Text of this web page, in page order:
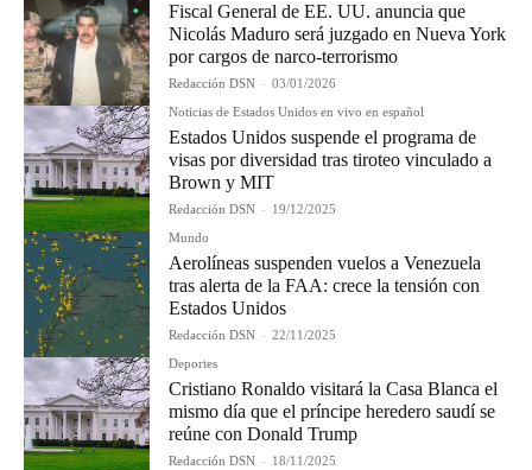
Fiscal General de EE. UU. anuncia que
Nicolás Maduro será juzgado en Nueva York
por cargos de narco-terrorismo
Redacción DSN - 03/01/2026
Noticias de Estados Unidos en vivo en español
Estados Unidos suspende el programa de
visas por diversidad tras tiroteo vinculado a
Brown y MIT
Redacción DSN - 19/12/2025
Mundo
Aerolíneas suspenden vuelos a Venezuela
tras alerta de la FAA: crece la tensión con
Estados Unidos
Redacción DSN - 22/11/2025
Deportes
Cristiano Ronaldo visitará la Casa Blanca el
mismo día que el príncipe heredero saudí se
reúne con Donald Trump
Redacción DSN - 18/11/2025